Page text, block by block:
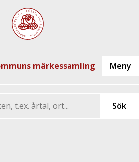
märkessamling